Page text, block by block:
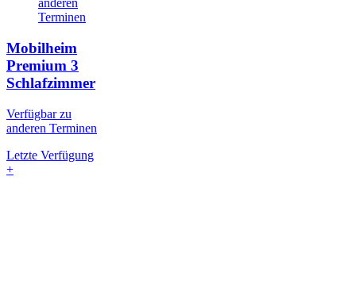
anderen
Terminen
Mobilheim
Premium 3
Schlafzimmer
Verfügbar zu
anderen Terminen
Letzte Verfügung
+